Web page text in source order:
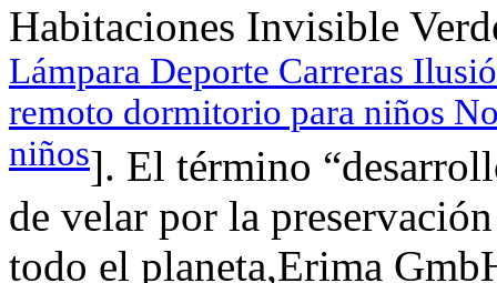
Habitaciones Invisible
Lámpara Deporte Carreras
remoto dormitorio para niños
niños]. El término
de velar por la
todo el planeta,Erima